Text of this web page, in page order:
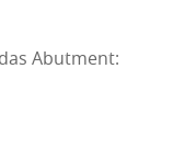
Abutment: